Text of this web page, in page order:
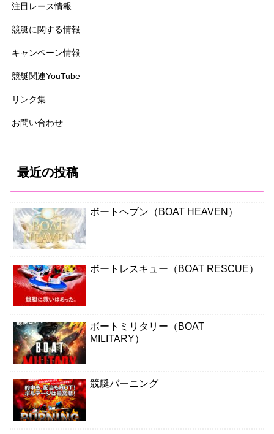
注目レース情報
競艇に関する情報
キャンペーン情報
競艇関連YouTube
リンク集
お問い合わせ
最近の投稿
ボートヘブン（BOAT HEAVEN）
ボートレスキュー（BOAT RESCUE）
ボートミリタリー（BOAT
MILITARY）
競艇バーニング